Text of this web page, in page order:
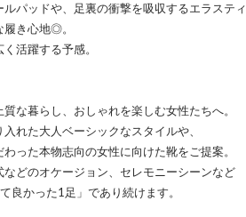
パッドや、足裏の衝撃を吸収するエラスティ
き心地◎。
活躍する予感。
な暮らし、おしゃれを楽しむ女性たちへ。
れた大人ベーシックなスタイルや、
った本物志向の女性に向けた靴をご提案。
どのオケージョン、セレモニーシーンなど
良かった1足」であり続けます。